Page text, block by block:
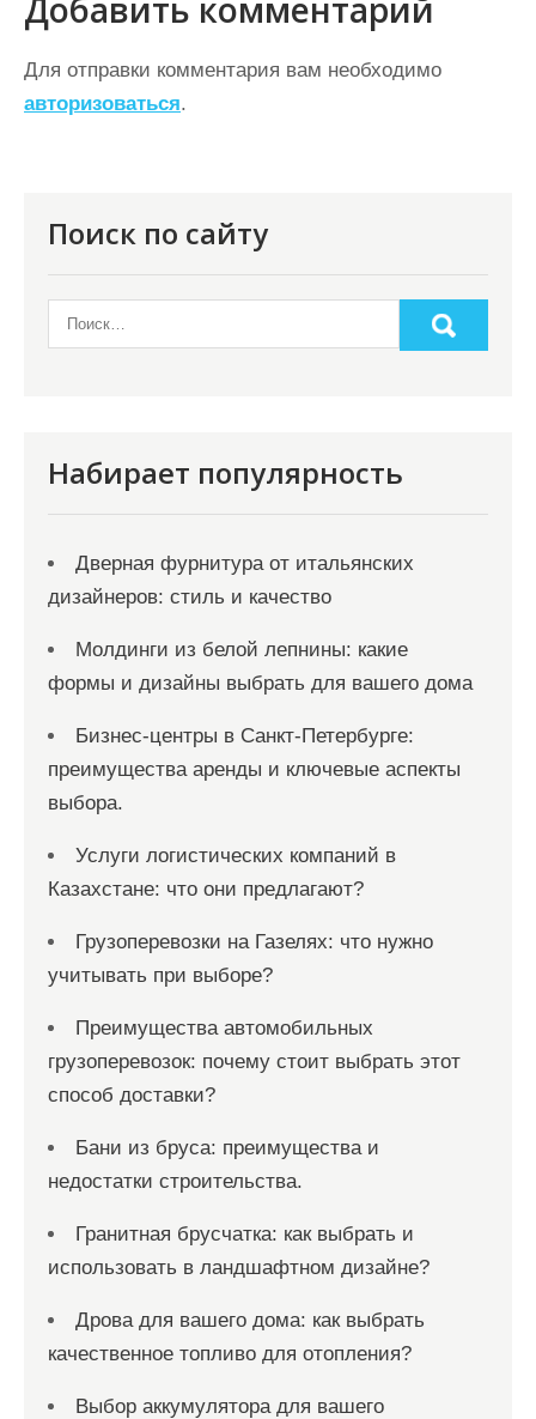
Добавить комментарий
Для отправки комментария вам необходимо
авторизоваться.
Поиск по сайту
Набирает популярность
Дверная фурнитура от итальянских
дизайнеров: стиль и качество
Молдинги из белой лепнины: какие
формы и дизайны выбрать для вашего дома
Бизнес-центры в Санкт-Петербурге:
преимущества аренды и ключевые аспекты
выбора.
Услуги логистических компаний в
Казахстане: что они предлагают?
Грузоперевозки на Газелях: что нужно
учитывать при выборе?
Преимущества автомобильных
грузоперевозок: почему стоит выбрать этот
способ доставки?
Бани из бруса: преимущества и
недостатки строительства.
Гранитная брусчатка: как выбрать и
использовать в ландшафтном дизайне?
Дрова для вашего дома: как выбрать
качественное топливо для отопления?
Выбор аккумулятора для вашего